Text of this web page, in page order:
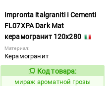
Impronta italgraniti I Cementi
FL07XPA Dark Mat
керамогранит 120x280
Материал:
Керамогранит
984644
Код товара:
мираж ароматной грозы